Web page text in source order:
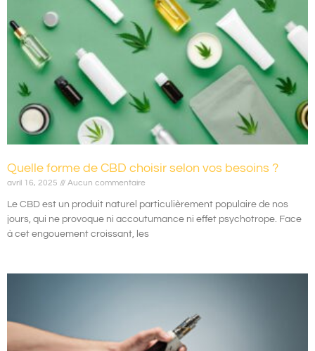
Quelle forme de CBD choisir selon vos besoins ?
avril 16, 2025 Aucun commentaire
Le CBD est un produit naturel particulièrement populaire de nos
jours, qui ne provoque ni accoutumance ni effet psychotrope. Face
à cet engouement croissant, les